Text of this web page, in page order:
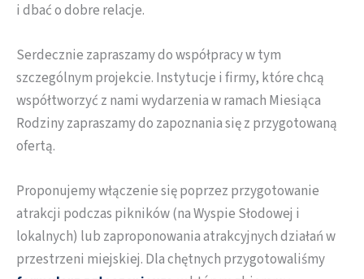
i dbać o dobre relacje.
Serdecznie zapraszamy do współpracy w tym
szczególnym projekcie. Instytucje i firmy, które chcą
współtworzyć z nami wydarzenia w ramach Miesiąca
Rodziny zapraszamy do zapoznania się z przygotowaną
ofertą.
Proponujemy włączenie się poprzez przygotowanie
atrakcji podczas pikników (na Wyspie Słodowej i
lokalnych) lub zaproponowania atrakcyjnych działań w
przestrzeni miejskiej. Dla chętnych przygotowaliśmy